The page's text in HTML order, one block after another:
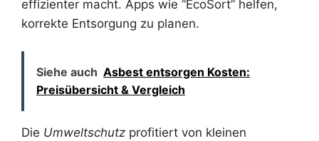
effizienter macht. Apps wie “EcoSort” helfen,
korrekte Entsorgung zu planen.
Siehe auch Asbest entsorgen Kosten:
Preisübersicht & Vergleich
Die Umweltschutz profitiert von kleinen